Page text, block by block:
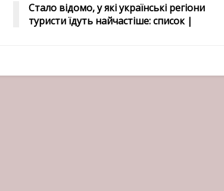
Стало відомо, у які українські регіони
туристи їдуть найчастіше: список |